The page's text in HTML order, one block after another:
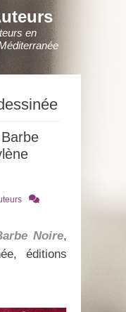
en
Noire,
éditions